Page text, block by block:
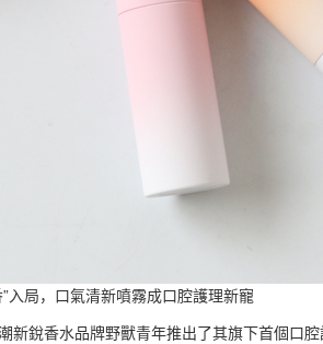
入局，口氣清新噴霧成口腔護理新寵
新銳香水品牌野獸青年推出了其旗下首個口